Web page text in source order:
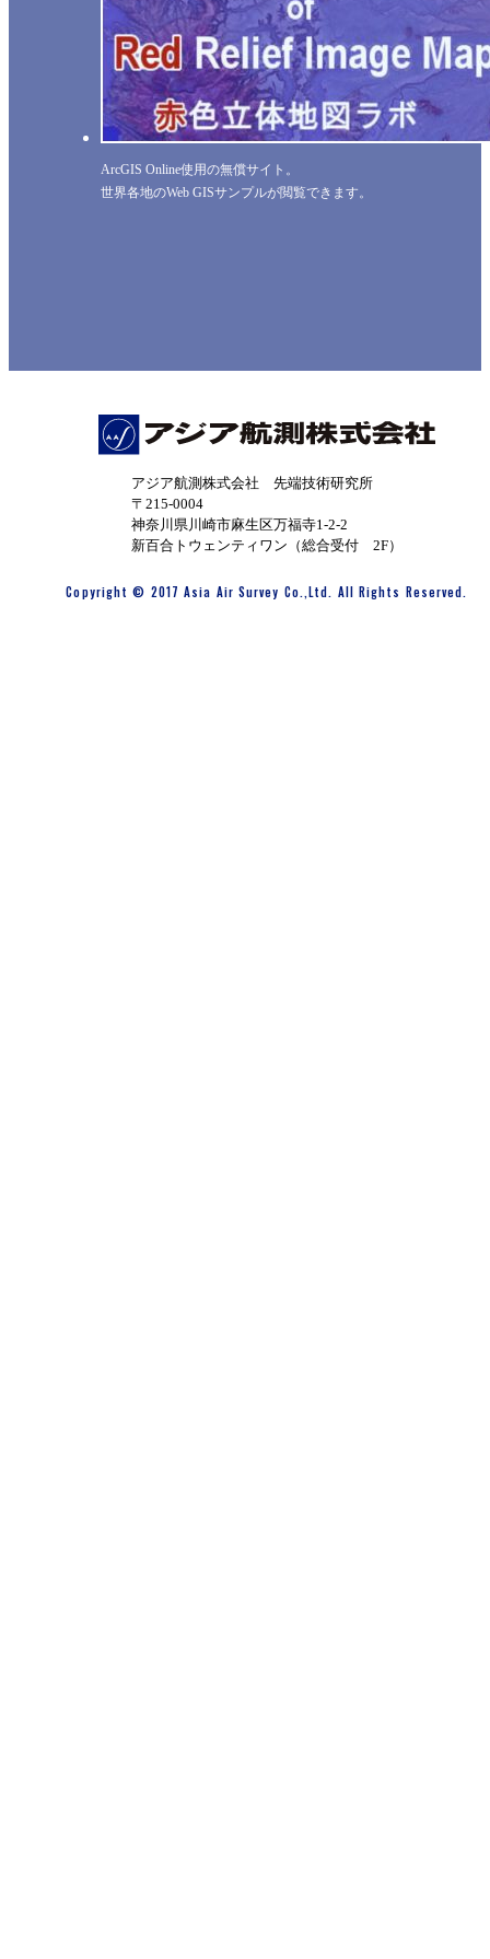
ArcGIS Online使用の無償サイト。
世界各地のWeb GISサンプルが閲覧できます。
アジア航測株式会社 先端技術研究所
〒215-0004
神奈川県川崎市麻生区万福寺1-2-2
新百合トウェンティワン（総合受付 2F）
Copyright © 2017 Asia Air Survey Co.,Ltd. All Rights Reserved.